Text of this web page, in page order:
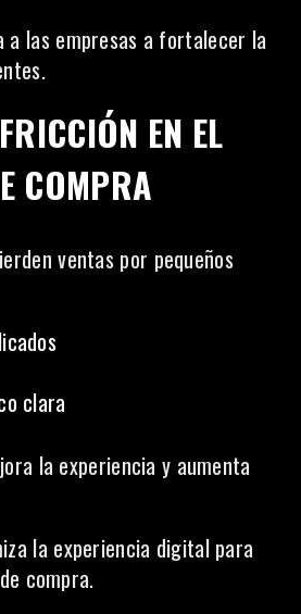
a las empresas a fortalecer la
EN EL
COMPRA
ventas por pequeños
clara
la experiencia y aumenta
la experiencia digital para
compra.